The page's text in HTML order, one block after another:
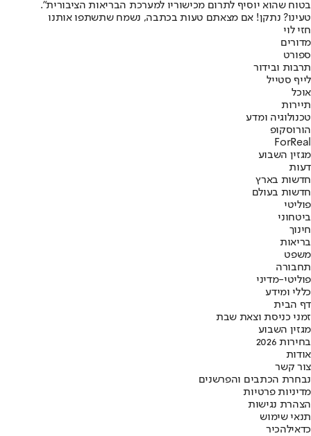
בטוח שהוא יוסיף לתרום מכישוריו למערכת הבריאות הציבורית".
טעינו? נתקן! אם מצאתם טעות בכתבה, נשמח שתשתפו אותנו
חזי לוי
מדורים
ספורט
תרבות ובידור
לייף סטייל
אוכל
תיירות
טכנולוגיה ומדע
הורוסקופ
ForReal
מגזין השבוע
דעות
חדשות בארץ
חדשות בעולם
פוליטי
ביטחוני
חינוך
בריאות
משפט
תחבורה
פוליטי-מדיני
כללי ומידע
דף הבית
זמני כניסת וצאת שבת
מגזין השבוע
בחירות 2026
אודות
צור קשר
נבחרת הכתבים והפרשנים
מדיניות פרטיות
הצהרת נגישות
תנאי שימוש
כדאילהכיר